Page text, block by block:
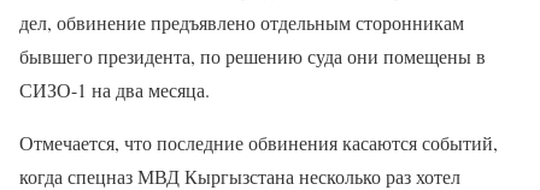
дел, обвинение предъявлено отдельным сторонникам
бывшего президента, по решению суда они помещены в
СИЗО-1 на два месяца.
Отмечается, что последние обвинения касаются событий,
когда спецназ МВД Кыргызстана несколько раз хотел